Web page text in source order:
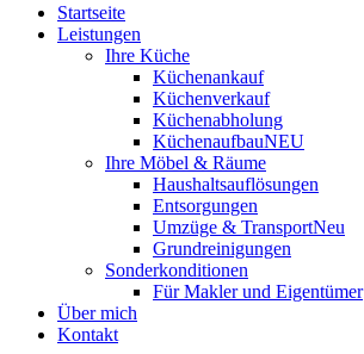
Startseite
Leistungen
Ihre Küche
Küchenankauf
Küchenverkauf
Küchenabholung
KüchenaufbauNEU
Ihre Möbel & Räume
Haushaltsauflösungen
Entsorgungen
Umzüge & TransportNeu
Grundreinigungen
Sonderkonditionen
Für Makler und Eigentümer
Über mich
Kontakt